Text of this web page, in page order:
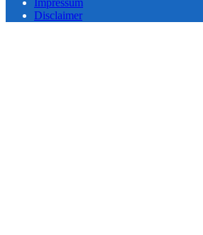
Impressum
Disclaimer